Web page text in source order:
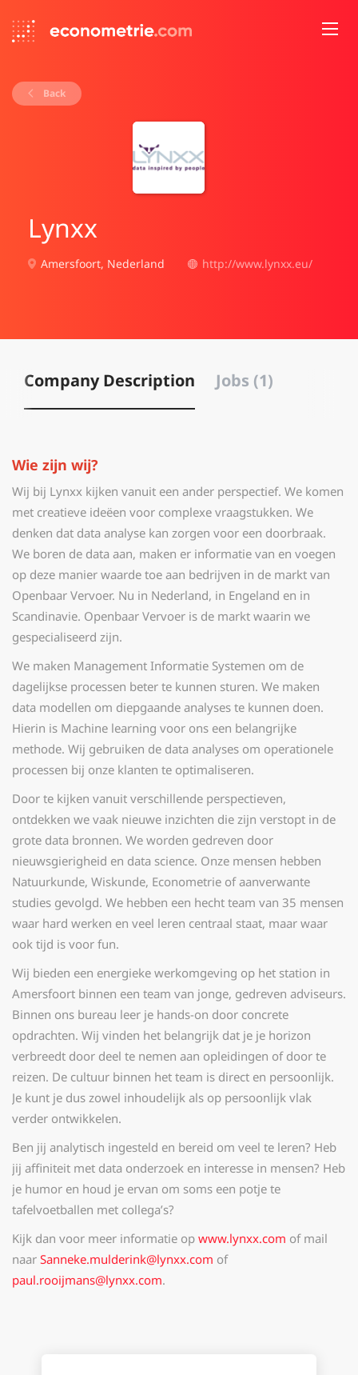
Back
Lynxx
Amersfoort, Nederland http://www.lynxx.eu/
Company Description Jobs (1)
Wie zijn wij?
Wij bij Lynxx kijken vanuit een ander perspectief. We komen
met creatieve ideëen voor complexe vraagstukken. We
denken dat data analyse kan zorgen voor een doorbraak.
We boren de data aan, maken er informatie van en voegen
op deze manier waarde toe aan bedrijven in de markt van
Openbaar Vervoer. Nu in Nederland, in Engeland en in
Scandinavie. Openbaar Vervoer is de markt waarin we
gespecialiseerd zijn.
We maken Management Informatie Systemen om de
dagelijkse processen beter te kunnen sturen. We maken
data modellen om diepgaande analyses te kunnen doen.
Hierin is Machine learning voor ons een belangrijke
methode. Wij gebruiken de data analyses om operationele
processen bij onze klanten te optimaliseren.
Door te kijken vanuit verschillende perspectieven,
ontdekken we vaak nieuwe inzichten die zijn verstopt in de
grote data bronnen. We worden gedreven door
nieuwsgierigheid en data science. Onze mensen hebben
Natuurkunde, Wiskunde, Econometrie of aanverwante
studies gevolgd. We hebben een hecht team van 35 mensen
waar hard werken en veel leren centraal staat, maar waar
ook tijd is voor fun.
Wij bieden een energieke werkomgeving op het station in
Amersfoort binnen een team van jonge, gedreven adviseurs.
Binnen ons bureau leer je hands-on door concrete
opdrachten. Wij vinden het belangrijk dat je je horizon
verbreedt door deel te nemen aan opleidingen of door te
reizen. De cultuur binnen het team is direct en persoonlijk.
Je kunt je dus zowel inhoudelijk als op persoonlijk vlak
verder ontwikkelen.
Ben jij analytisch ingesteld en bereid om veel te leren? Heb
jij affiniteit met data onderzoek en interesse in mensen? Heb
je humor en houd je ervan om soms een potje te
tafelvoetballen met collega’s?
Kijk dan voor meer informatie op www.lynxx.com of mail
naar Sanneke.mulderink@lynxx.com of
paul.rooijmans@lynxx.com.